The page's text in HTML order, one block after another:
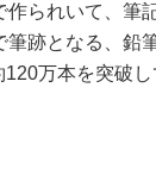
られいて、筆
跡となる、鉛
万本を突破